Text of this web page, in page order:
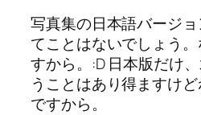
写真集の日本語バージ
てことはないでしょう
すから。:D 日本版だけ
うことはあり得ますけ
ですから。